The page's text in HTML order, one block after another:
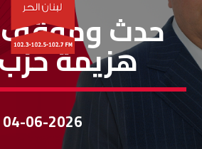
حَدَثٌ ومَوقِف
حدث وموقف
هزيمة حزب
04-06-2026